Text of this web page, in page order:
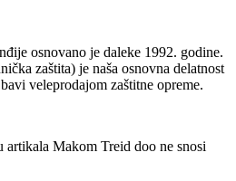
osnovano je daleke 1992. godine.
zaštita) je naša osnovna delatnost
veleprodajom zaštitne opreme.
artikala Makom Treid doo ne snosi